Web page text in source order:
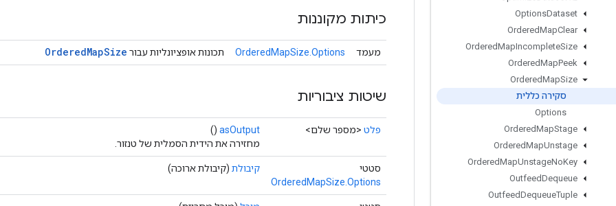
OptionsDataset
OrderedMapClear
OrderedMapIncompleteSize
OrderedMapPeek
OrderedMapSize
סקירה כללית
Options
OrderedMapStage
OrderedMapUnstage
OrderedMapUnstageNoKey
OutfeedDequeue
OutfeedDequeueTuple
כיתות מקוננות
מעמד OrderedMapSize.Options תכונות אופציונליות עבור OrderedMapSize
שיטות ציבוריות
פלט <מספר שלם> asOutput
()
מחזירה את הידית הסמלית של טנזור.
סטטי
OrderedMapSize.Options
קיבולת (קיבולת ארוכה)